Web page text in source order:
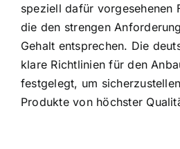
speziell dafür vorgesehenen
die den strengen
Gehalt entsprechen. Die
klare Richtlinien für den
festgelegt, um
Produkte von höchster